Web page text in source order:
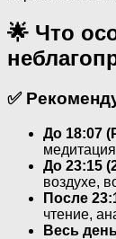
🌟 Что
✅
До 18:07
медитация
До 23:15
воздухе,
После
чтение,
Весь